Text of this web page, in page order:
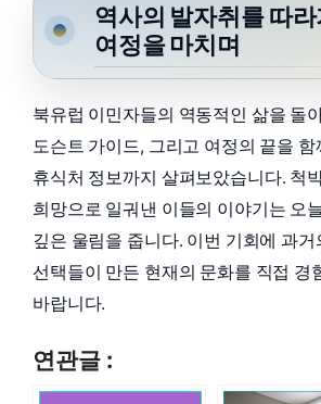
역사의 발자취를 따
여정을 마치며
북유럽 이민자들의 역동적인 삶을 돌
도슨트 가이드, 그리고 여정의 끝을
휴식처 정보까지 살펴보았습니다. 척
희망으로 일궈낸 이들의 이야기는 오
깊은 울림을 줍니다. 이번 기회에 과거
선택들이 만든 현재의 문화를 직접 경
바랍니다.
연관글 :